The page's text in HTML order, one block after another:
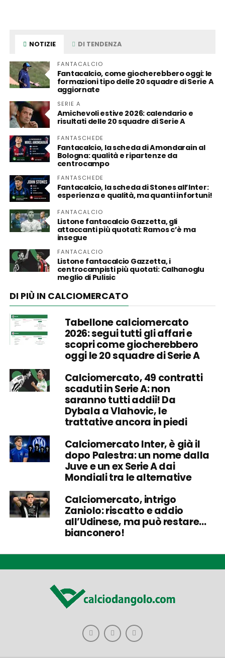
NOTIZIE DI TENDENZA
FANTACALCIO
Fantacalcio, come giocherebbero oggi: le
formazioni tipo delle 20 squadre di Serie A
aggiornate
SERIE A
Amichevoli estive 2026: calendario e
risultati delle 20 squadre di Serie A
FANTASCHEDE
Fantacalcio, la scheda di Amondarain al
Bologna: qualità e ripartenze da
centrocampo
FANTASCHEDE
Fantacalcio, la scheda di Stones all’Inter:
esperienza e qualità, ma quanti infortuni!
FANTACALCIO
Listone fantacalcio Gazzetta, gli
attaccanti più quotati: Ramos c’è ma
insegue
FANTACALCIO
Listone fantacalcio Gazzetta, i
centrocampisti più quotati: Calhanoglu
meglio di Pulisic
DI PIÙ IN CALCIOMERCATO
Tabellone calciomercato
2026: segui tutti gli affari e
scopri come giocherebbero
oggi le 20 squadre di Serie A
Calciomercato, 49 contratti
scaduti in Serie A: non
saranno tutti addii! Da
Dybala a Vlahovic, le
trattative ancora in piedi
Calciomercato Inter, è già il
dopo Palestra: un nome dalla
Juve e un ex Serie A dai
Mondiali tra le alternative
Calciomercato, intrigo
Zaniolo: riscatto e addio
all’Udinese, ma può restare…
bianconero!